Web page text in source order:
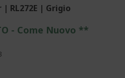
RL272E | Grigio
- Come Nuovo **